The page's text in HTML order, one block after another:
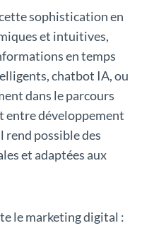
sophistication en
et intuitives,
en temps
chatbot IA, ou
dans le parcours
entre développement
possible des
et adaptées aux
le marketing digital :